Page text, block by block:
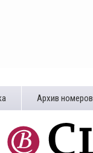
Архив номеров